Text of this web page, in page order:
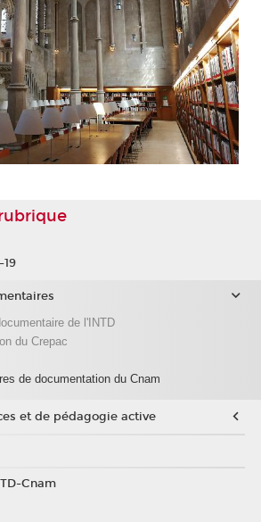
de l'INTD
du Crepac
de documentation du Cnam
et de pédagogie active
Cnam